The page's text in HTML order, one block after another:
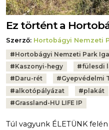
Ez történt a
Szerző: Hortobágyi Nemzeti
Tags:
#Hortobágyi Nemzeti Park
#Kaszonyi-hegy #fülesdi
#Daru-rét #Gyepvédelmi
#alkotópályázat #plakát
#Grassland-HU LIFE IP
Túl vagyunk ÉLETÜNK